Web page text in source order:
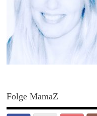
Folge MamaZ